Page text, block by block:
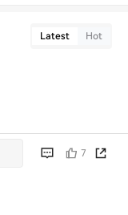
Latest Hot
7